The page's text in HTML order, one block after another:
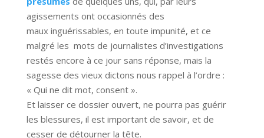
agissements ont occasionnés des
maux inguérissables, en toute impunité, et ce
malgré les mots de journalistes d’investigations
restés encore à ce jour sans réponse, mais la
sagesse des vieux dictons nous rappel à l’ordre :
« Qui ne dit mot, consent ».
Et laisser ce dossier ouvert, ne pourra pas guérir
les blessures, il est important de savoir, et de
cesser de détourner la tête.